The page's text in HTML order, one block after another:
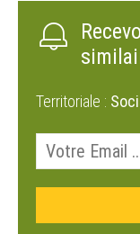
Territoriale :